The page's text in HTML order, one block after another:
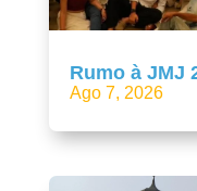
Rumo à JMJ
Ago 7, 2026